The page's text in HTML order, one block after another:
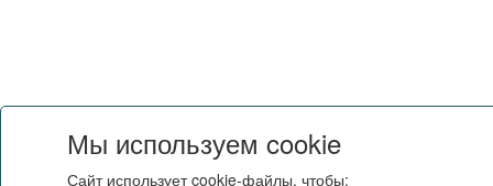
Мы используем cookie
Сайт использует cookie-файлы, чтобы: